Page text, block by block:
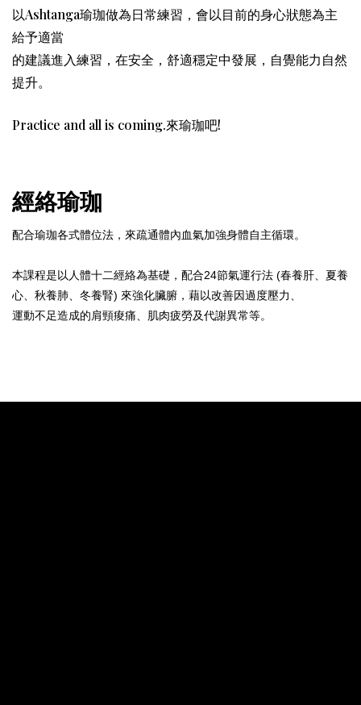
以Ashtanga瑜珈做為日常練習，會以目前的身心狀態為主
給予適當
的建議進入練習，在安全，舒適穩定中發展，自覺能力自然
提升。
Practice and all is coming.來瑜珈吧!
經絡瑜珈
配合瑜珈各式體位法，來疏通體內血氣加強身體自主循環。
本課程是以人體十二經絡為基礎，配合24節氣運行法 (春養肝、夏養
心、秋養肺、冬養腎) 來強化臟腑，藉以改善因過度壓力、
運動不足造成的肩頸痠痛、肌肉疲勞及代謝異常等。